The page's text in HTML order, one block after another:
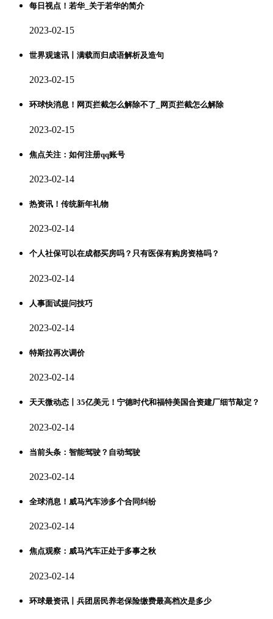
每日视点！若华_关于若华的简介
2023-02-15
世界观速讯丨满载而归成语解析及造句
2023-02-15
环球快消息！网页拦截怎么解除不了_网页拦截怎么解除
2023-02-15
焦点关注：如何注册qq账号
2023-02-14
热资讯！传统新年礼物
2023-02-14
个人社保可以在成都买房吗？只有医保有购房资格吗？
2023-02-14
人事面试提问技巧
2023-02-14
特斯拉再次调价
2023-02-14
天天微动态丨35亿美元！宁德时代和福特美国合资建厂细节敲定？
2023-02-14
当前头条：智能驾驶？自动驾驶
2023-02-14
全球消息！威马汽车涉多个合同纠纷
2023-02-14
焦点观察：威马汽车正处于多事之秋
2023-02-14
环球最资讯丨兵团居民养老保险缴费最高档次是多少